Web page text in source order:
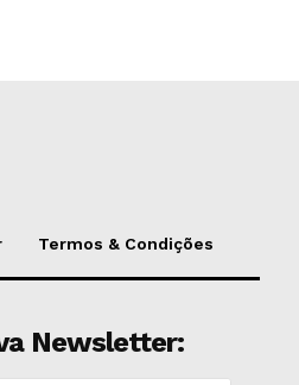
Termos & Condições
Newsletter: